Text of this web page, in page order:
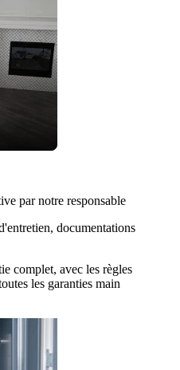
par notre responsable
documentations
complet, avec les règles
les garanties main